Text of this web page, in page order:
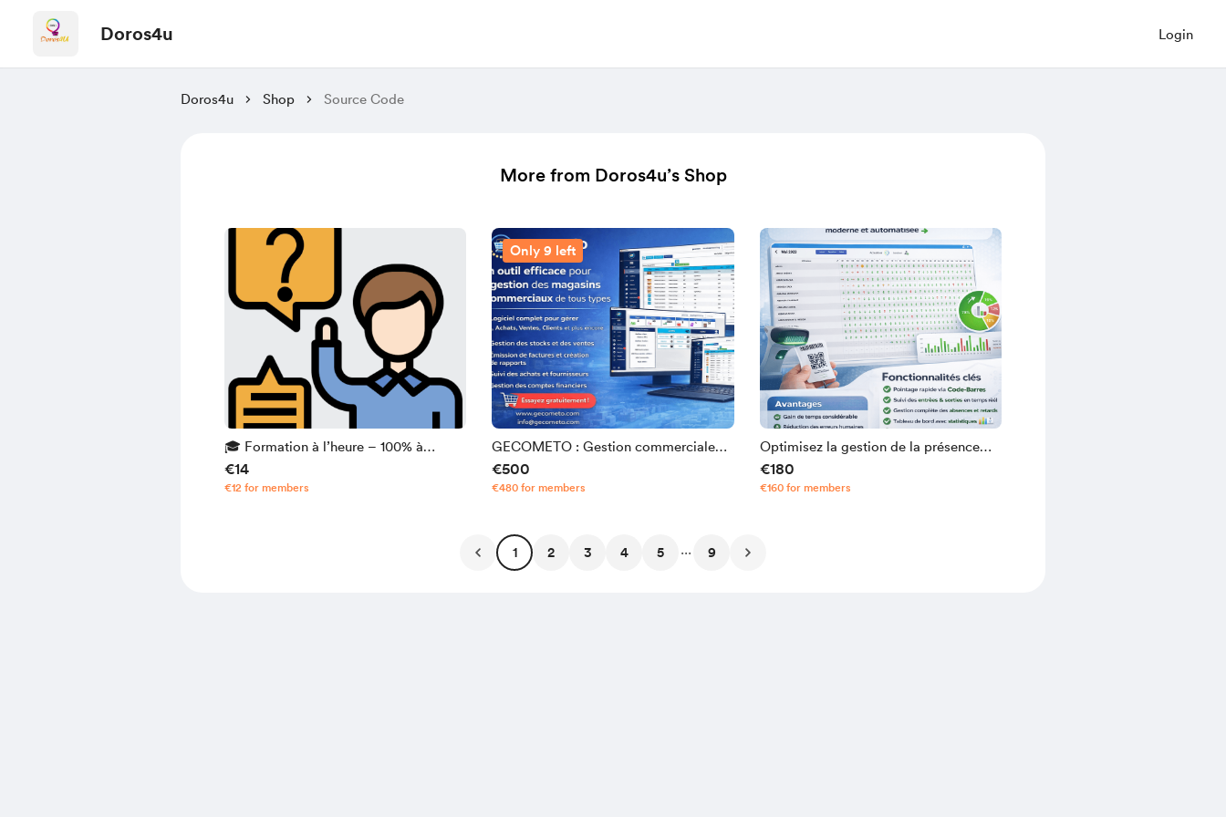
Doros4u Login
Doros4u Shop Source Code
More from Doros4u’s Shop
🎓 Formation à l’heure – 100% à
distance
€14
€12 for members
Only 9 left
GECOMETO : Gestion commerciale
complète
€500
€480 for members
Optimisez la gestion de la présence
dans votre société !
€180
€160 for members
1 2 3 4 5 ... 9